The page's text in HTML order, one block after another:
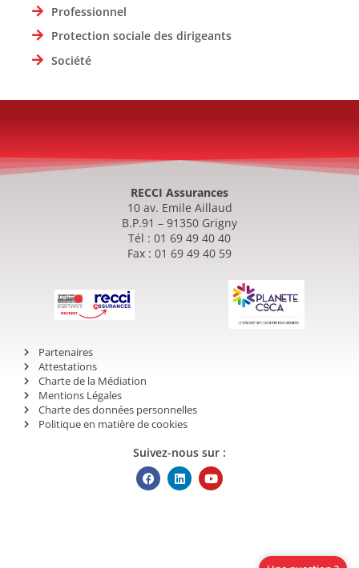
Professionnel
Protection sociale des dirigeants
Société
RECCI Assurances
10 av. Emile Aillaud
B.P.91 – 91350 Grigny
Tél : 01 69 49 40 40
Fax : 01 69 49 40 59
Partenaires
Attestations
Charte de la Médiation
Mentions Légales
Charte des données personnelles
Politique en matière de cookies
Suivez-nous sur :